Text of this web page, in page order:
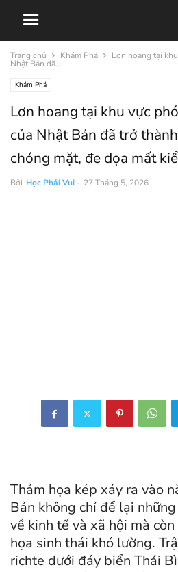
Trang chủ Khám Phá Lơn hoang tại
Nhật Bản đã...
Khám Phá
Lơn hoang tại khu vực
của Nhật Bản đã trở
chóng mặt, đe dọa mất
Bởi Học Phải Vui - 27 Tháng 5, 2026
Thảm họa kép xảy ra vào
Bản không chỉ để lại
về kinh tế và xã hội mà
họa sinh thái khó lường.
richte dưới đáy biển Thái